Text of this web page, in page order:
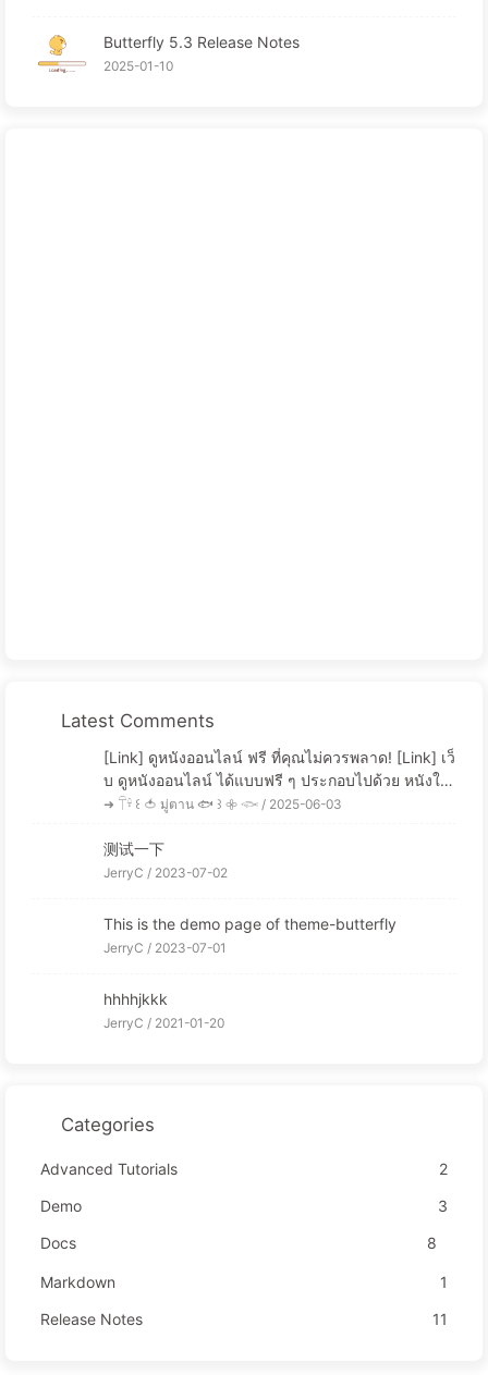
Butterfly 5.3 Release Notes
2025-01-10
Latest Comments
[Link] ดูหนังออนไลน์ ฟรี ที่คุณไม่ควรพลาด! [Link] เว็
บ ดูหนังออนไลน์ ได้แบบฟรี ๆ ประกอบไปด้วย หนังให
ม่ ล่าสุดที่มีการอัพเดทเข้ามาให้คุณได้เลือกชมได้...
➜ 𓋼𓍊 ꒰ 🍅 มู่ตาน 🐟 ꒱ 𖧷 𓆟 / 2025-06-03
测试一下
JerryC / 2023-07-02
This is the demo page of theme-butterfly
JerryC / 2023-07-01
hhhhjkkk
JerryC / 2021-01-20
Categories
Advanced Tutorials
2
Demo
3
Docs
8
Markdown
1
Release Notes
11